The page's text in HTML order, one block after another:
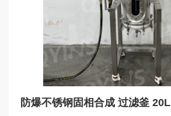
防爆不锈钢固相合成 过滤釜 20L